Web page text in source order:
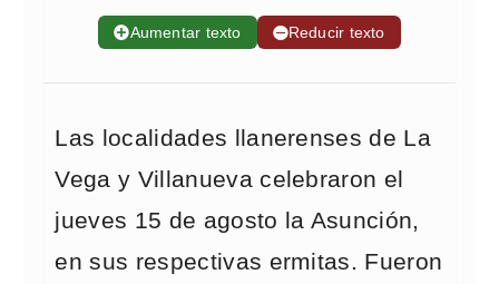
➕Aumentar texto ➖Reducir texto
Las localidades llanerenses de La
Vega y Villanueva celebraron el
jueves 15 de agosto la Asunción,
en sus respectivas ermitas. Fueron